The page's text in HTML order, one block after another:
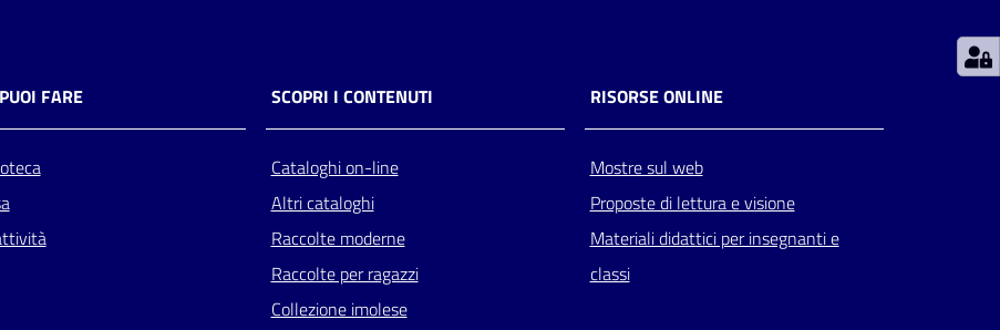
FARE SCOPRI I CONTENUTI
Cataloghi on-line
Altri cataloghi
Raccolte moderne
Raccolte per ragazzi
Collezione imolese
RISORSE ONLINE
Mostre sul web
Proposte di lettura e visione
Materiali didattici per insegnanti e
classi